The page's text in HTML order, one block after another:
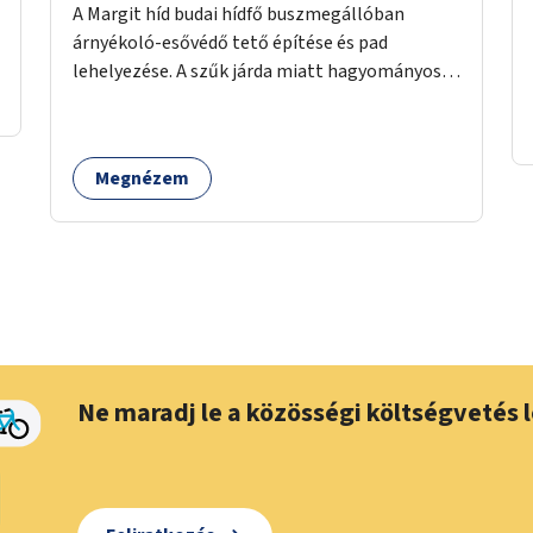
A Margit híd budai hídfő buszmegállóban
árnyékoló-esővédő tető építése és pad
lehelyezése. A szűk járda miatt hagyományos
Megnézem
Ne maradj le a közösségi